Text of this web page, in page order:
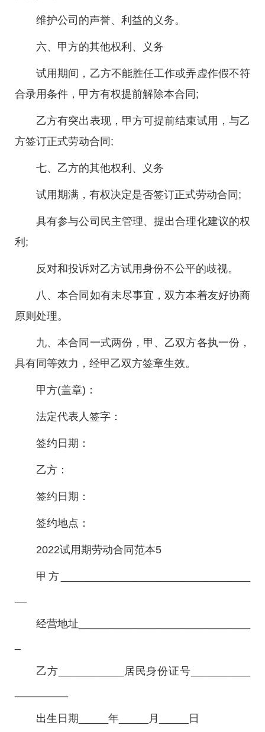
维护公司的声誉、利益的义务。
六、甲方的其他权利、义务
试用期间，乙方不能胜任工作或弄虚作假不符
合录用条件，甲方有权提前解除本合同;
乙方有突出表现，甲方可提前结束试用，与乙
方签订正式劳动合同;
七、乙方的其他权利、义务
试用期满，有权决定是否签订正式劳动合同;
具有参与公司民主管理、提出合理化建议的权
利;
反对和投诉对乙方试用身份不公平的歧视。
八、本合同如有未尽事宜，双方本着友好协商
原则处理。
九、本合同一式两份，甲、乙双方各执一份，
具有同等效力，经甲乙双方签章生效。
甲方(盖章)：
法定代表人签字：
签约日期：
乙方：
签约日期：
签约地点：
2022试用期劳动合同范本5
甲方________________________________
经营地址_____________________________
乙方___________居民身份证号__________
出生日期_____年_____月_____日